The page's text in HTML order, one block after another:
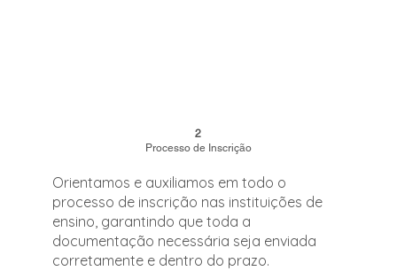
Orientamos e auxiliamos em todo o
processo de inscrição nas instituições de
ensino, garantindo que toda a
documentação necessária seja enviada
corretamente e dentro do prazo.
2
Processo de Inscrição